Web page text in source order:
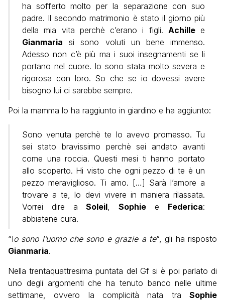
ha sofferto molto per la separazione con suo
padre. Il secondo matrimonio è stato il giorno più
della mia vita perchè c’erano i figli. Achillee
Gianmaria si sono voluti un bene immenso.
Adesso non c’è più ma i suoi insegnamenti se li
portano nel cuore. Io sono stata molto severa e
rigorosa con loro. So che se io dovessi avere
bisogno lui ci sarebbe sempre.
Poi la mamma lo ha raggiunto in giardino e ha aggiunto:
Sono venuta perchè te lo avevo promesso. Tu
sei stato bravissimo perchè sei andato avanti
come una roccia. Questi mesi ti hanno portato
allo scoperto. Hi visto che ogni pezzo di te è un
pezzo meraviglioso. Ti amo. […] Sarà l’amore a
trovare a te, lo devi vivere in maniera rilassata.
Vorrei dire a Soleil Sophie e Federica:
abbiatene cura.
“Io sono l’uomo che sono e grazie a te“, gli ha risposto
Gianmaria.
Nella trentaquattresima puntata del Gf si è poi parlato di
uno degli argomenti che ha tenuto banco nelle ultime
settimane, ovvero la complicità nata tra Sophie